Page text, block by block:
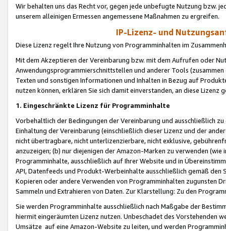
Wir behalten uns das Recht vor, gegen jede unbefugte Nutzung bzw.
unserem alleinigen Ermessen angemessene Maßnahmen zu ergreifen.
IP-Lizenz- und
Diese Lizenz regelt Ihre Nutzung von Programminhalten im
Mit dem Akzeptieren der Vereinbarung bzw. mit dem Aufrufen oder
Anwendungsprogrammierschnittstellen und anderer Tools (zusammen
Texten und sonstigen Informationen und Inhalten in Bezug auf
nutzen können, erklären Sie sich damit einverstanden, an diese Lizenz
1. Eingeschränkte Lizenz für Programminhalte
Vorbehaltlich der Bedingungen der Vereinbarung und ausschließlich
Einhaltung der Vereinbarung (einschließlich dieser Lizenz und der
nicht übertragbare, nicht unterlizenzierbare, nicht exklusive,
anzuzeigen; (b) nur diejenigen der Amazon-Marken zu verwenden
Programminhalte, ausschließlich auf Ihrer Website und in
API, Datenfeeds und Produkt-Werbeinhalte ausschließlich gemäß
Kopieren oder andere Verwenden von Programminhalten zugunsten
Sammeln und Extrahieren von Daten. Zur Klarstellung: Zu den
Sie werden Programminhalte ausschließlich nach Maßgabe der
hiermit eingeräumten Lizenz nutzen. Unbeschadet des Vorstehenden
Umsätze auf eine Amazon-Website zu leiten, und werden